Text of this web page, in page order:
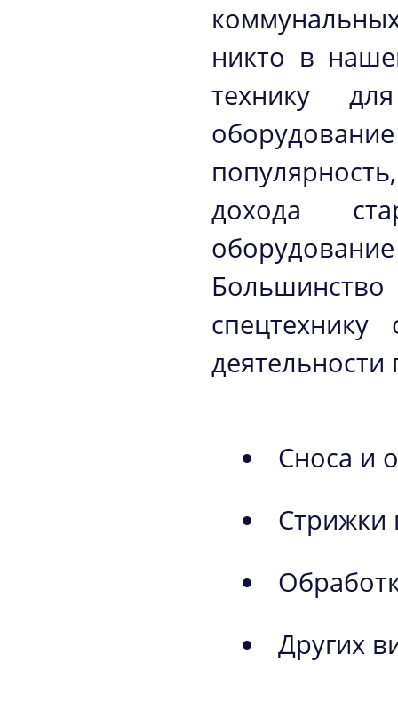
никто в
технику
дохода
деятельности
Сноса и
Стрижки
Других